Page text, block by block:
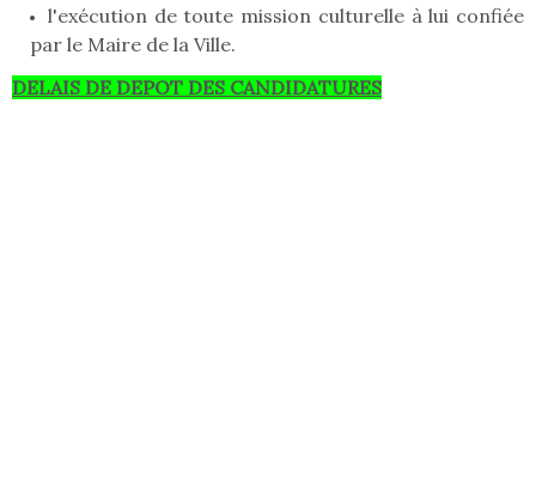
l'exécution de toute mission culturelle à lui confiée
par le Maire de la Ville.
DELAIS DE DEPOT DES CANDIDATURES